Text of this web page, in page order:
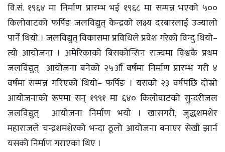
वि.सं. १९६४ मा निर्माण प्रारम्भ भई १९६८ मा सम्पन्न भएको ५००
किलोवाटको फर्पिङ जलविद्युत् केन्द्रको लक्ष्य दरबारलाई उज्यालो
पार्ने थियो । जलविद्युत् विकासमा प्रविधिले प्रवेश गरेको विन्दु थियो–
त्यो आयोजना । अमेरिकाको बिसकोन्सिन राज्यमा विश्वकै प्रथम
जलविद्युत् आयोजना बनेको २५औँ वर्षमा निर्माण प्रारम्भ गरी ४
वर्षमा सम्पन्न गरिएको थियो– फर्पिङ । यसको २३ वर्षपछि दोस्रो
आयोजनाको रूपमा सन् १९९१ मा ६४० किलोवाटको सुन्दरीजल
जलविद्युत् आयोजना निर्माण भयो । खासगरी, जुद्धशमशेर
महाराजले चन्द्रशमशेरको भन्दा ठूलो आयोजना बनाएर सेखी झार्न
यसको निर्माण गराएका थिए ।